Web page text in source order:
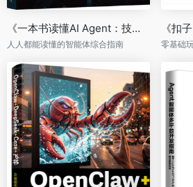
《一本书读懂AI Agent：技术、应用与商业》
人人都能读懂的智能体综合指南